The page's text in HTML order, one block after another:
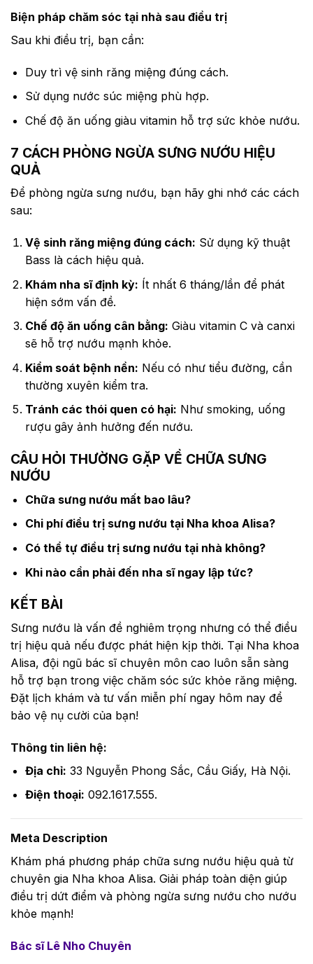
Biện pháp chăm sóc tại nhà sau điều trị
Sau khi điều trị, bạn cần:
Duy trì vệ sinh răng miệng đúng cách.
Sử dụng nước súc miệng phù hợp.
Chế độ ăn uống giàu vitamin hỗ trợ sức khỏe nướu.
7 CÁCH PHÒNG NGỪA SƯNG NƯỚU HIỆU
QUẢ
Để phòng ngừa sưng nướu, bạn hãy ghi nhớ các cách
sau:
Vệ sinh răng miệng đúng cách: Sử dụng kỹ thuật
Bass là cách hiệu quả.
Khám nha sĩ định kỳ: Ít nhất 6 tháng/lần để phát
hiện sớm vấn đề.
Chế độ ăn uống cân bằng: Giàu vitamin C và canxi
sẽ hỗ trợ nướu mạnh khỏe.
Kiểm soát bệnh nền: Nếu có như tiểu đường, cần
thường xuyên kiểm tra.
Tránh các thói quen có hại: Như smoking, uống
rượu gây ảnh hưởng đến nướu.
CÂU HỎI THƯỜNG GẶP VỀ CHỮA SƯNG
NƯỚU
Chữa sưng nướu mất bao lâu?
Chi phí điều trị sưng nướu tại Nha khoa Alisa?
Có thể tự điều trị sưng nướu tại nhà không?
Khi nào cần phải đến nha sĩ ngay lập tức?
KẾT BÀI
Sưng nướu là vấn đề nghiêm trọng nhưng có thể điều
trị hiệu quả nếu được phát hiện kịp thời. Tại Nha khoa
Alisa, đội ngũ bác sĩ chuyên môn cao luôn sẵn sàng
hỗ trợ bạn trong việc chăm sóc sức khỏe răng miệng.
Đặt lịch khám và tư vấn miễn phí ngay hôm nay để
bảo vệ nụ cười của bạn!
Thông tin liên hệ:
Địa chỉ: 33 Nguyễn Phong Sắc, Cầu Giấy, Hà Nội.
Điện thoại: 092.1617.555.
Meta Description
Khám phá phương pháp chữa sưng nướu hiệu quả từ
chuyên gia Nha khoa Alisa. Giải pháp toàn diện giúp
điều trị dứt điểm và phòng ngừa sưng nướu cho nướu
khỏe mạnh!
Bác sĩ Lê Nho Chuyên